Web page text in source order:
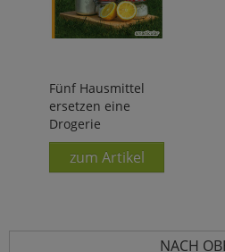
Fünf Hausmittel
ersetzen eine
Drogerie
zum Artikel
NACH